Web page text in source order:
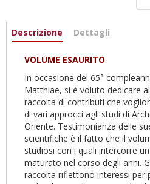
Informazioni
Descrizione (active
Dettagli
VOLUME ESAURITO
In occasione del 65°
Matthiae, si è voluto dedicare
raccolta di contributi che
di vari approcci agli studi di
Oriente. Testimonianza delle
scientifiche è il fatto che il
studiosi con i quali intercorre
maturato nel corso degli anni.
raccolta riflettono interessi per